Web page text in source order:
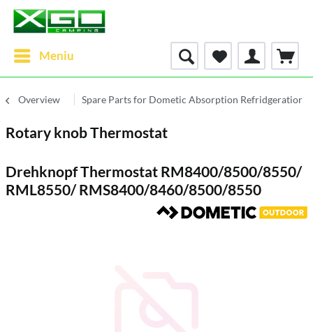
Meniu
Overview Spare Parts for Dometic Absorption Refridgeratior
Rotary knob Thermostat
Drehknopf Thermostat RM8400/8500/8550/
RML8550/ RMS8400/8460/8500/8550